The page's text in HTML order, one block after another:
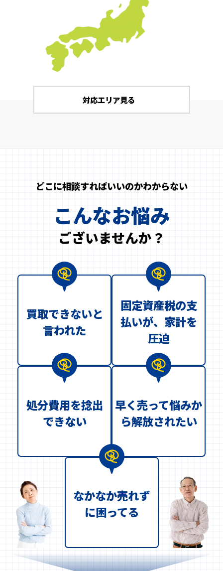
対応エリア見る
どこに相談すればいいのかわからない
こんなお悩み
ございませんか？
買取できないと
言われた
固定資産税の支
払いが、家計を
圧迫
処分費用を捻出
できない
早く売って悩みか
ら解放されたい
なかなか売れず
に困ってる